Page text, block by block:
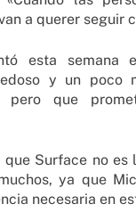
a querer seguir
esta semana
y un poco
pero que
que Surface no es
ya que
necesaria en